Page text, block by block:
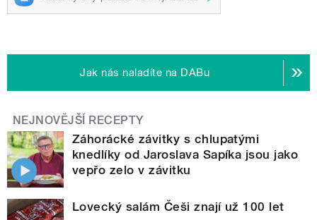
Jak nás naladíte na DABu
NEJNOVĚJŠÍ RECEPTY
Záhorácké závitky s chlupatými
knedlíky od Jaroslava Sapíka jsou jako
vepřo zelo v závitku
Lovecký salám Češi znají už 100 let